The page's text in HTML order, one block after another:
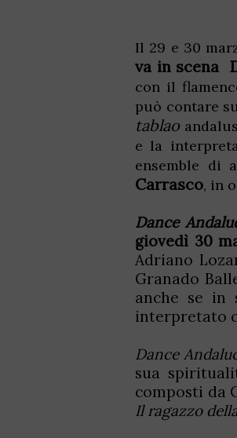
Il 29 e 30
va in scena
con il
può contare
tablao
e la
ensemble di
Carrasco, in
Dance
giovedì 30
Adriano
Granado
anche se in
interpretato
Dance
sua
composti da
Il ragazzo